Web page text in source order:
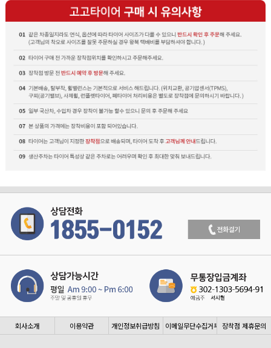
회사소개 이용약관 개인정보취급방침 이메일무단수집거부 장착점 제휴문의